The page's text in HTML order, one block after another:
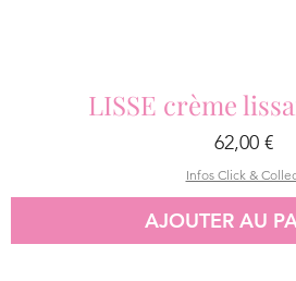
LISSE crème
Prix
62,00 €
Infos Click &
AJOUTER AU